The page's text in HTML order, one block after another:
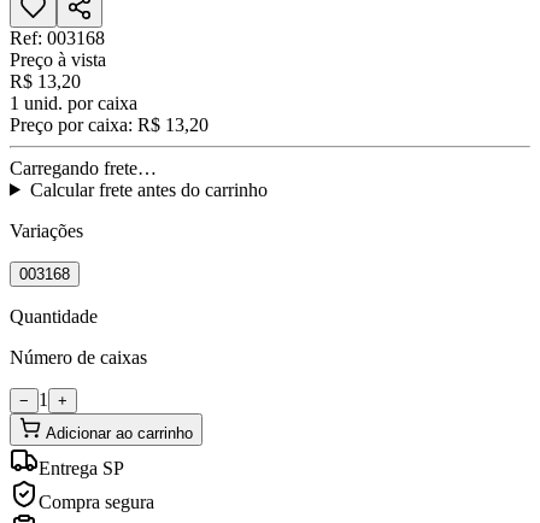
Ref: 003168
Preço à vista
R$ 13,20
1 unid. por caixa
Preço por caixa: R$ 13,20
Carregando frete…
Calcular frete antes do carrinho
Variações
003168
Quantidade
Número de caixas
− 1
+
Adicionar ao carrinho
Entrega SP
Compra segura